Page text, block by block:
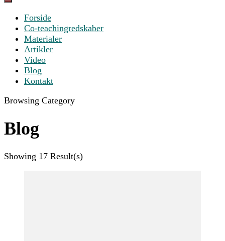
SPROG I FOKUS
Forside
Co-teachingredskaber
Materialer
Artikler
Video
Blog
Kontakt
Browsing Category
Blog
Showing 17 Result(s)